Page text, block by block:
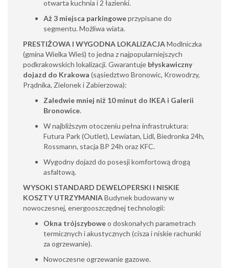
otwarta kuchnia i 2 łazienki.
Aż 3 miejsca parkingoweprzypisane do
segmentu. Możliwa wiata.
PRESTIŻOWA I WYGODNA LOKALIZACJAModlniczka
(gmina Wielka Wieś) to jedna z najpopularniejszych
podkrakowskich lokalizacji. Gwarantuje błyskawiczny
dojazd do Krakowa (sąsiedztwo Bronowic, Krowodrzy,
Prądnika, Zielonek i Zabierzowa):
Zaledwie mniej niż 10 minut do IKEA i Galerii
Bronowice.
W najbliższym otoczeniu pełna infrastruktura:
Futura Park (Outlet), Lewiatan, Lidl, Biedronka 24h,
Rossmann, stacja BP 24h oraz KFC.
Wygodny dojazd do posesji komfortową drogą
asfaltową.
WYSOKI STANDARD DEWELOPERSKI I NISKIE
KOSZTY UTRZYMANIABudynek budowany w
nowoczesnej, energooszczędnej technologii:
Okna trójszyboweo doskonałych parametrach
termicznych i akustycznych (cisza i niskie rachunki
za ogrzewanie).
Nowoczesne ogrzewanie gazowe.